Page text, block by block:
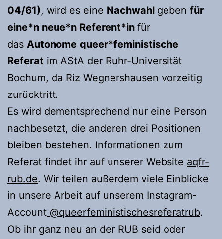
04/61), wird es eine Nachwahl geben für
eine*n neue*n Referent*in für
das Autonome queer*feministische
Referat im AStA der Ruhr-Universität
Bochum, da Riz Wegnershausen vorzeitig
zurücktritt.
Es wird dementsprechend nur eine Person
nachbesetzt, die anderen drei Positionen
bleiben bestehen. Informationen zum
Referat findet ihr auf unserer Website aqfr-
rub.de. Wir teilen außerdem viele Einblicke
in unsere Arbeit auf unserem Instagram-
Account @queerfeministischesreferatrub.
Ob ihr ganz neu an der RUB seid oder